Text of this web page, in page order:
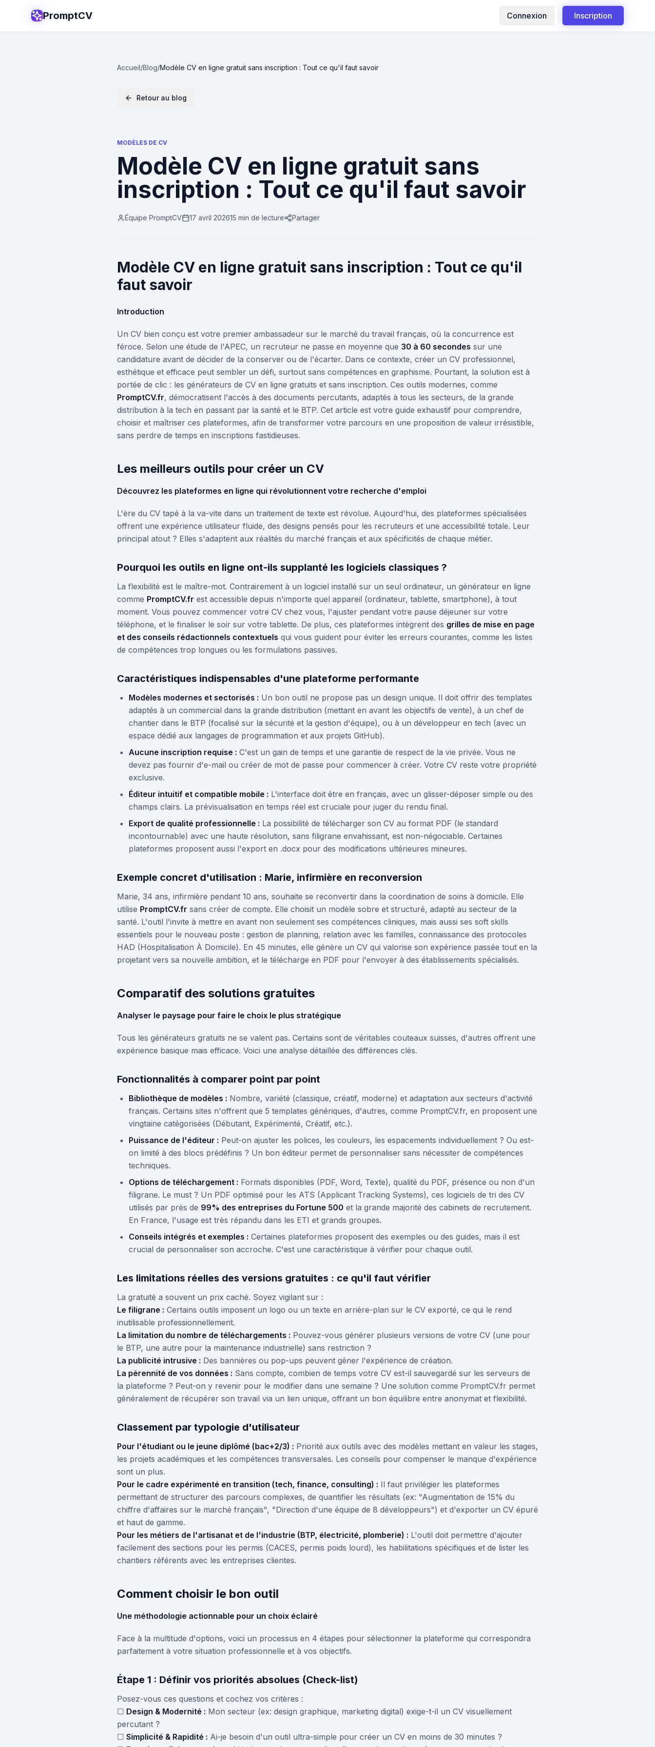
PromptCV Connexion Inscription
Accueil/Blog/Modèle CV en ligne gratuit sans inscription : Tout ce qu'il faut savoir
Retour au blog
MODÈLES DE CV
Modèle CV en ligne gratuit sans
inscription : Tout ce qu'il faut savoir
Équipe PromptCV 17 avril 202615 min de lecture Partager
Modèle CV en ligne gratuit sans inscription : Tout ce qu'il
faut savoir
Introduction
Un CV bien conçu est votre premier ambassadeur sur le marché du travail français, où la concurrence est
féroce. Selon une étude de l'APEC, un recruteur ne passe en moyenne que 30 à 60 secondes sur une
candidature avant de décider de la conserver ou de l'écarter. Dans ce contexte, créer un CV professionnel,
esthétique et efficace peut sembler un défi, surtout sans compétences en graphisme. Pourtant, la solution est à
portée de clic : les générateurs de CV en ligne gratuits et sans inscription. Ces outils modernes, comme
PromptCV.fr, démocratisent l'accès à des documents percutants, adaptés à tous les secteurs, de la grande
distribution à la tech en passant par la santé et le BTP. Cet article est votre guide exhaustif pour comprendre,
choisir et maîtriser ces plateformes, afin de transformer votre parcours en une proposition de valeur irrésistible,
sans perdre de temps en inscriptions fastidieuses.
Les meilleurs outils pour créer un CV
Découvrez les plateformes en ligne qui révolutionnent votre recherche d'emploi
L'ère du CV tapé à la va-vite dans un traitement de texte est révolue. Aujourd'hui, des plateformes spécialisées
offrent une expérience utilisateur fluide, des designs pensés pour les recruteurs et une accessibilité totale. Leur
principal atout ? Elles s'adaptent aux réalités du marché français et aux spécificités de chaque métier.
Pourquoi les outils en ligne ont-ils supplanté les logiciels classiques ?
La flexibilité est le maître-mot. Contrairement à un logiciel installé sur un seul ordinateur, un générateur en ligne
comme PromptCV.fr est accessible depuis n'importe quel appareil (ordinateur, tablette, smartphone), à tout
moment. Vous pouvez commencer votre CV chez vous, l'ajuster pendant votre pause déjeuner sur votre
téléphone, et le finaliser le soir sur votre tablette. De plus, ces plateformes intègrent des grilles de mise en page
et des conseils rédactionnels contextuels qui vous guident pour éviter les erreurs courantes, comme les listes
de compétences trop longues ou les formulations passives.
Caractéristiques indispensables d'une plateforme performante
Modèles modernes et sectorisés : Un bon outil ne propose pas un design unique. Il doit offrir des templates
adaptés à un commercial dans la grande distribution (mettant en avant les objectifs de vente), à un chef de
chantier dans le BTP (focalisé sur la sécurité et la gestion d'équipe), ou à un développeur en tech (avec un
espace dédié aux langages de programmation et aux projets GitHub).
Aucune inscription requise : C'est un gain de temps et une garantie de respect de la vie privée. Vous ne
devez pas fournir d'e-mail ou créer de mot de passe pour commencer à créer. Votre CV reste votre propriété
exclusive.
Éditeur intuitif et compatible mobile : L'interface doit être en français, avec un glisser-déposer simple ou des
champs clairs. La prévisualisation en temps réel est cruciale pour juger du rendu final.
Export de qualité professionnelle : La possibilité de télécharger son CV au format PDF (le standard
incontournable) avec une haute résolution, sans filigrane envahissant, est non-négociable. Certaines
plateformes proposent aussi l'export en .docx pour des modifications ultérieures mineures.
Exemple concret d'utilisation : Marie, infirmière en reconversion
Marie, 34 ans, infirmière pendant 10 ans, souhaite se reconvertir dans la coordination de soins à domicile. Elle
utilise PromptCV.fr sans créer de compte. Elle choisit un modèle sobre et structuré, adapté au secteur de la
santé. L'outil l'invite à mettre en avant non seulement ses compétences cliniques, mais aussi ses soft skills
essentiels pour le nouveau poste : gestion de planning, relation avec les familles, connaissance des protocoles
HAD (Hospitalisation À Domicile). En 45 minutes, elle génère un CV qui valorise son expérience passée tout en la
projetant vers sa nouvelle ambition, et le télécharge en PDF pour l'envoyer à des établissements spécialisés.
Comparatif des solutions gratuites
Analyser le paysage pour faire le choix le plus stratégique
Tous les générateurs gratuits ne se valent pas. Certains sont de véritables couteaux suisses, d'autres offrent une
expérience basique mais efficace. Voici une analyse détaillée des différences clés.
Fonctionnalités à comparer point par point
Bibliothèque de modèles : Nombre, variété (classique, créatif, moderne) et adaptation aux secteurs d'activité
français. Certains sites n'offrent que 5 templates génériques, d'autres, comme PromptCV.fr, en proposent une
vingtaine catégorisées (Débutant, Expérimenté, Créatif, etc.).
Puissance de l'éditeur : Peut-on ajuster les polices, les couleurs, les espacements individuellement ? Ou est-
on limité à des blocs prédéfinis ? Un bon éditeur permet de personnaliser sans nécessiter de compétences
techniques.
Options de téléchargement : Formats disponibles (PDF, Word, Texte), qualité du PDF, présence ou non d'un
filigrane. Le must ? Un PDF optimisé pour les ATS (Applicant Tracking Systems), ces logiciels de tri des CV
utilisés par près de 99% des entreprises du Fortune 500 et la grande majorité des cabinets de recrutement.
En France, l'usage est très répandu dans les ETI et grands groupes.
Conseils intégrés et exemples : Certaines plateformes proposent des exemples ou des guides, mais il est
crucial de personnaliser son accroche. C'est une caractéristique à vérifier pour chaque outil.
Les limitations réelles des versions gratuites : ce qu'il faut vérifier
La gratuité a souvent un prix caché. Soyez vigilant sur :
Le filigrane : Certains outils imposent un logo ou un texte en arrière-plan sur le CV exporté, ce qui le rend
inutilisable professionnellement.
La limitation du nombre de téléchargements : Pouvez-vous générer plusieurs versions de votre CV (une pour
le BTP, une autre pour la maintenance industrielle) sans restriction ?
La publicité intrusive : Des bannières ou pop-ups peuvent gêner l'expérience de création.
La pérennité de vos données : Sans compte, combien de temps votre CV est-il sauvegardé sur les serveurs de
la plateforme ? Peut-on y revenir pour le modifier dans une semaine ? Une solution comme PromptCV.fr permet
généralement de récupérer son travail via un lien unique, offrant un bon équilibre entre anonymat et flexibilité.
Classement par typologie d'utilisateur
Pour l'étudiant ou le jeune diplômé (bac+2/3) : Priorité aux outils avec des modèles mettant en valeur les stages,
les projets académiques et les compétences transversales. Les conseils pour compenser le manque d'expérience
sont un plus.
Pour le cadre expérimenté en transition (tech, finance, consulting) : Il faut privilégier les plateformes
permettant de structurer des parcours complexes, de quantifier les résultats (ex: "Augmentation de 15% du
chiffre d'affaires sur le marché français", "Direction d'une équipe de 8 développeurs") et d'exporter un CV épuré
et haut de gamme.
Pour les métiers de l'artisanat et de l'industrie (BTP, électricité, plomberie) : L'outil doit permettre d'ajouter
facilement des sections pour les permis (CACES, permis poids lourd), les habilitations spécifiques et de lister les
chantiers référents avec les entreprises clientes.
Comment choisir le bon outil
Une méthodologie actionnable pour un choix éclairé
Face à la multitude d'options, voici un processus en 4 étapes pour sélectionner la plateforme qui correspondra
parfaitement à votre situation professionnelle et à vos objectifs.
Étape 1 : Définir vos priorités absolues (Check-list)
Posez-vous ces questions et cochez vos critères :
☐ Design & Modernité : Mon secteur (ex: design graphique, marketing digital) exige-t-il un CV visuellement
percutant ?
☐ Simplicité & Rapidité : Ai-je besoin d'un outil ultra-simple pour créer un CV en moins de 30 minutes ?